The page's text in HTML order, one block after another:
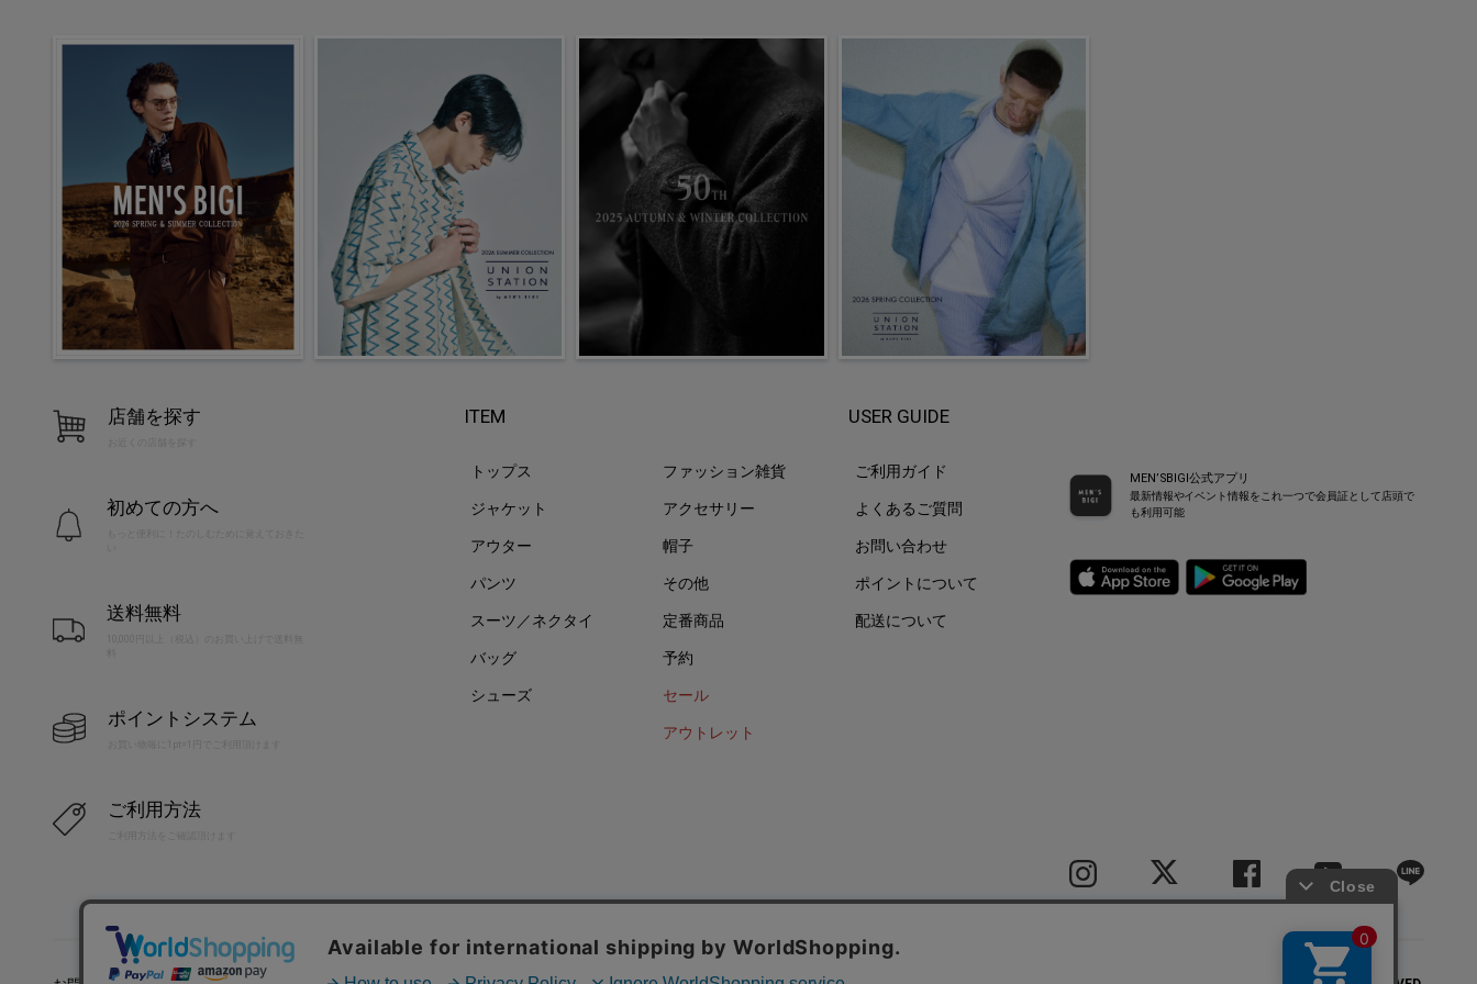
店舗を探す
お近くの店舗を探す
初めての方へ
送料無料
10,000円以上（税込）のお買い上げで送料無
ポイントシステム
お買い物毎に1pt=1円でご利用頂けます
ご利用方法
ITEM
トップス
ジャケット
アウター
パンツ
スーツ／ネクタイ
バッグ
シューズ
ファッション雑貨
アクセサリー
帽子
その他
定番商品
予約
セール
アウトレット
USER GUIDE
ご利用ガイド
よくあるご質問
お問い合わせ
ポイントについて
配送について
MEN’SBIGI公式アプリ
最新情報やイベント情報をこれ一つで会員証として店頭で
も利用可能